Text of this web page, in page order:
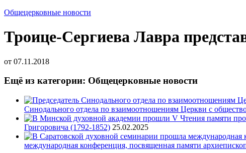
Общецерковные новости
Троице-Сергиева Лавра
от 07.11.2018
Ещё из категории: Общецерковные новости
Синодального отдела по взаимоотношениям Церкви с
Григоровича (1792-1852) 25.02.2025
международная конференция, посвященная памяти